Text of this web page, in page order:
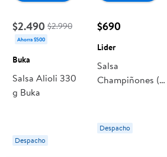
$2.490 $2.990
Ahorra $500
Buka
Salsa Alioli 330
g Buka
Despacho
$690
Lider
Salsa
Champiñones (4
Despacho